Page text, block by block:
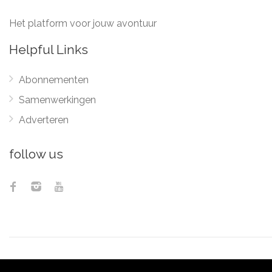
Het platform voor jouw avontuur
Helpful Links
Abonnementen
Samenwerkingen
Adverteren
follow us